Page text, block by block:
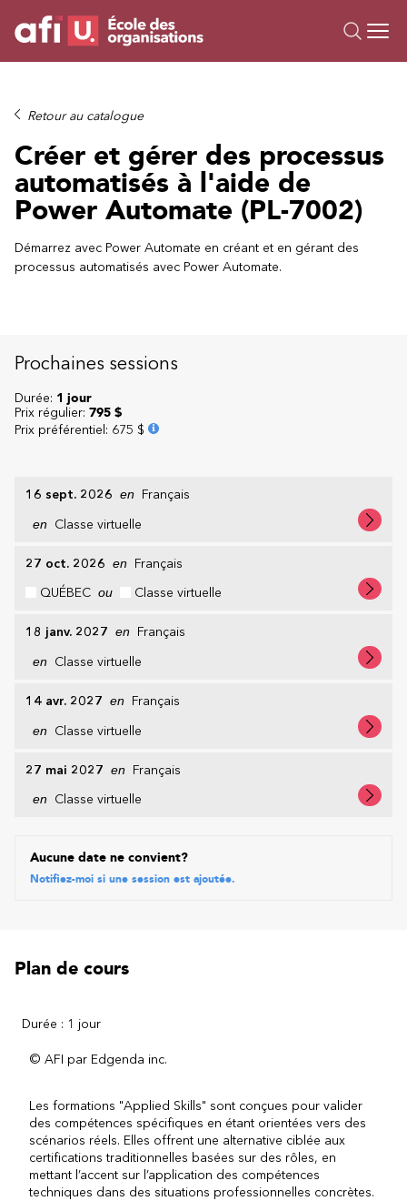
Formations
Campus IA
Sur mesure
À propos
Ressources
Retour au catalogue
Créer et gérer des processus
automatisés à l'aide de
Power Automate (PL-7002)
Démarrez avec Power Automate en créant et en gérant des
processus automatisés avec Power Automate.
Prochaines sessions
16 sept. 2026 en Français
en Classe virtuelle
27 oct. 2026 en
Français
QUÉBEC ou Classe virtuelle
18 janv. 2027 en Français
en Classe virtuelle
14 avr. 2027 en Français
en Classe virtuelle
27 mai 2027 en Français
en Classe virtuelle
Aucune date ne convient?
Notifiez-moi si une session est ajoutée.
Durée: 1 jour
Prix régulier: 795 $
Prix préférentiel : 675 $
Plan de cours
Durée : 1 jour
© AFI par Edgenda inc.
Les formations "Applied Skills" sont conçues pour valider
des compétences spécifiques en étant orientées vers des
scénarios réels. Elles offrent une alternative ciblée aux
certifications traditionnelles basées sur des rôles, en
mettant l’accent sur l’application des compétences
techniques dans des situations professionnelles concrètes.